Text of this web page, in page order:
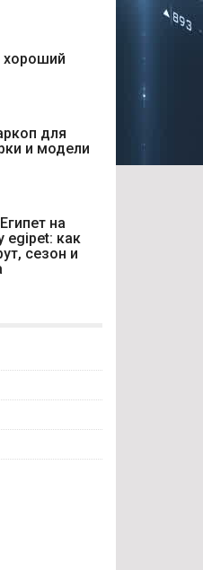
хороший
для
и модели
на
egipet: как
сезон и